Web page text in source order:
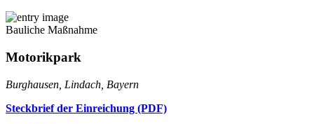
Bauliche Maßnahme
Motorikpark
Burghausen, Lindach, Bayern
Steckbrief der Einreichung (PDF)